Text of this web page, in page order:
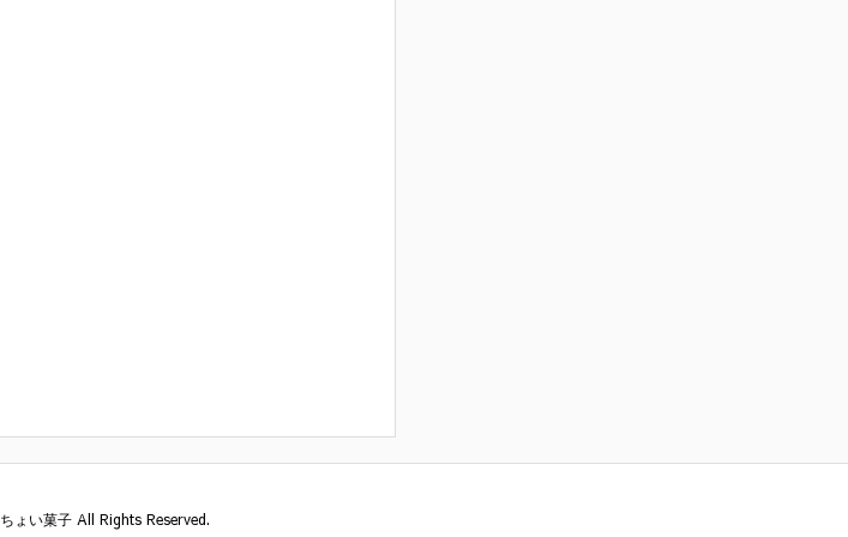
ちょい菓子All Rights Reserved.